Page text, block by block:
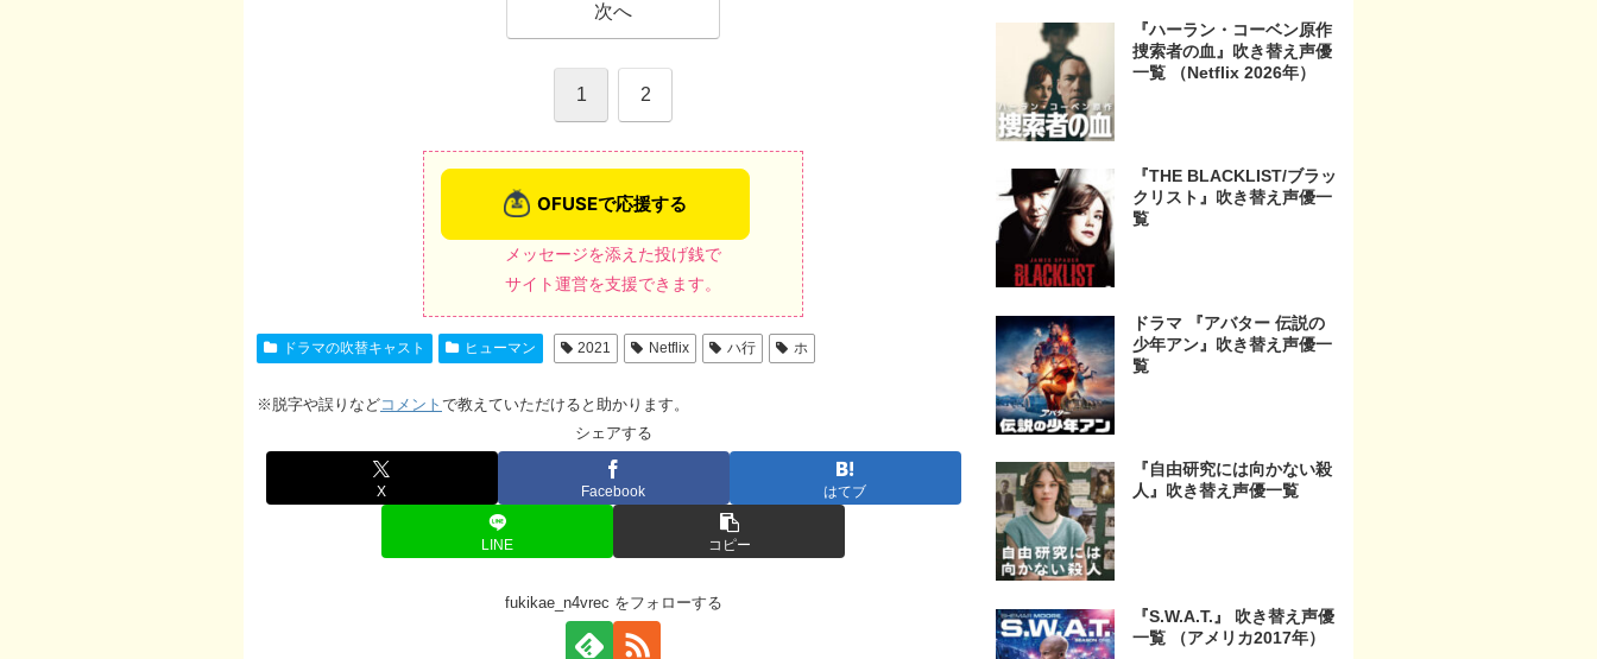
次へ
1 2
メッセージを添えた投げ銭で
サイト運営を支援できます。
ドラマの吹替キャスト ヒューマン 2021 Netflix ハ行 ホ
※脱字や誤りなどコメント で教えていただけると助かります。
シェアする
X Facebook はてブ
LINE コピー
fukikae_n4vrec をフォローする
『ハーラン・コーベン原作
捜索者の血』吹き替え声優
一覧 （Netflix 2026年）
『THE BLACKLIST/ブラッ
クリスト』吹き替え声優一
覧
ドラマ 『アバター 伝説の
少年アン』吹き替え声優一
覧
『自由研究には向かない殺
人』吹き替え声優一覧
『S.W.A.T.』 吹き替え声優
一覧 （アメリカ2017年）